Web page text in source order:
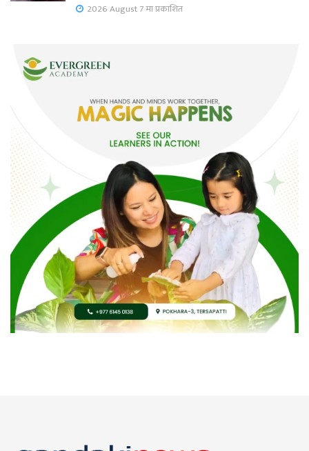
2026 August 7 मा प्रकाशित